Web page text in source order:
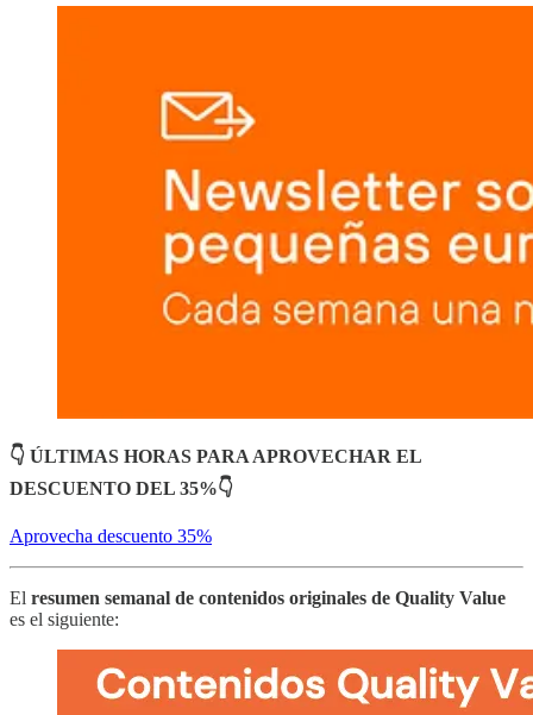
👇 ÚLTIMAS HORAS PARA APROVECHAR EL
DESCUENTO DEL 35%👇
Aprovecha descuento 35%
El resumen semanal de contenidos originales de Quality Value
es el siguiente: